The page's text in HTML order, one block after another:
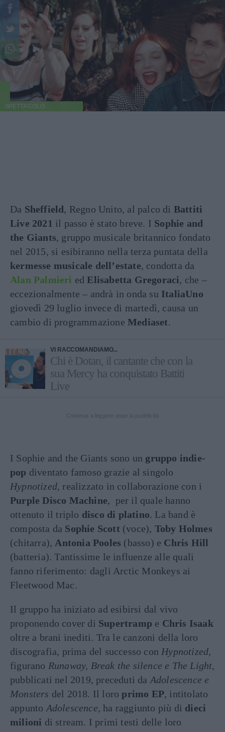
SPETTACOLO
Da Sheffield, Regno Unito, al palco di Battiti
Live 2021 il passo è stato breve. I Sophie and
the Giants, gruppo musicale britannico fondato
nel 2015, si esibiranno nella terza puntata della
kermesse musicale dell’estate, condotta da
Alan Palmieri edElisabetta Gregoraci, che –
eccezionalmente – andrà in onda su ItaliaUno
giovedì 29 luglio invece di martedì, causa un
cambio di programmazione Mediaset.
VI RACCOMANDIAMO...
Chi è Dotan, il cantante che con la
sua Mercy ha conquistato Battiti
Live
I Sophie and the Giants sono un gruppo indie-
pop diventato famoso grazie al singolo
Hypnotized, realizzato in collaborazione con i
Purple Disco Machine, per il quale hanno
ottenuto il triplo disco di platino. La band è
composta da Sophie Scott (voce), Toby Holmes
(chitarra), Antonia Pooles (basso) e Chris Hill
(batteria). Tantissime le influenze alle quali
fanno riferimento: dagli Arctic Monkeys ai
Fleetwood Mac.
Il gruppo ha iniziato ad esibirsi dal vivo
proponendo cover di Supertramp e Chris Isaak
oltre a brani inediti. Tra le canzoni della loro
discografia, prima del successo con Hypnotized,
figurano Runaway, Break the silence e The Light,
pubblicati nel 2019, preceduti da Adolescence e
Monsters del 2018. Il loro primo EP, intitolato
appunto Adolescence, ha raggiunto più di dieci
milioni di stream. I primi testi delle loro